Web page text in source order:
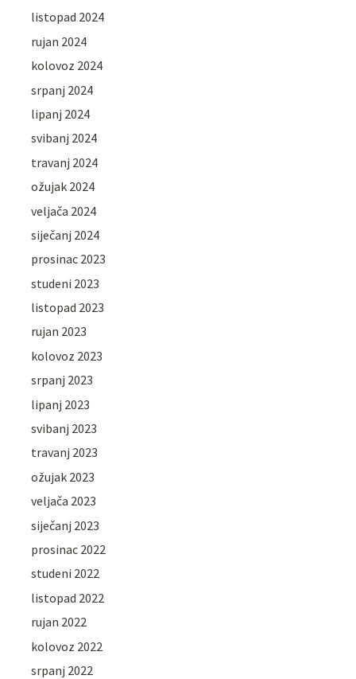
listopad 2024
rujan 2024
kolovoz 2024
srpanj 2024
lipanj 2024
svibanj 2024
travanj 2024
ožujak 2024
veljača 2024
siječanj 2024
prosinac 2023
studeni 2023
listopad 2023
rujan 2023
kolovoz 2023
srpanj 2023
lipanj 2023
svibanj 2023
travanj 2023
ožujak 2023
veljača 2023
siječanj 2023
prosinac 2022
studeni 2022
listopad 2022
rujan 2022
kolovoz 2022
srpanj 2022